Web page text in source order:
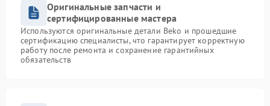
Оригинальные запчасти и
сертифицированные мастера
Используются оригинальные детали Beko и прошедшие
сертификацию специалисты, что гарантирует корректную
работу после ремонта и сохранение гарантийных
обязательств